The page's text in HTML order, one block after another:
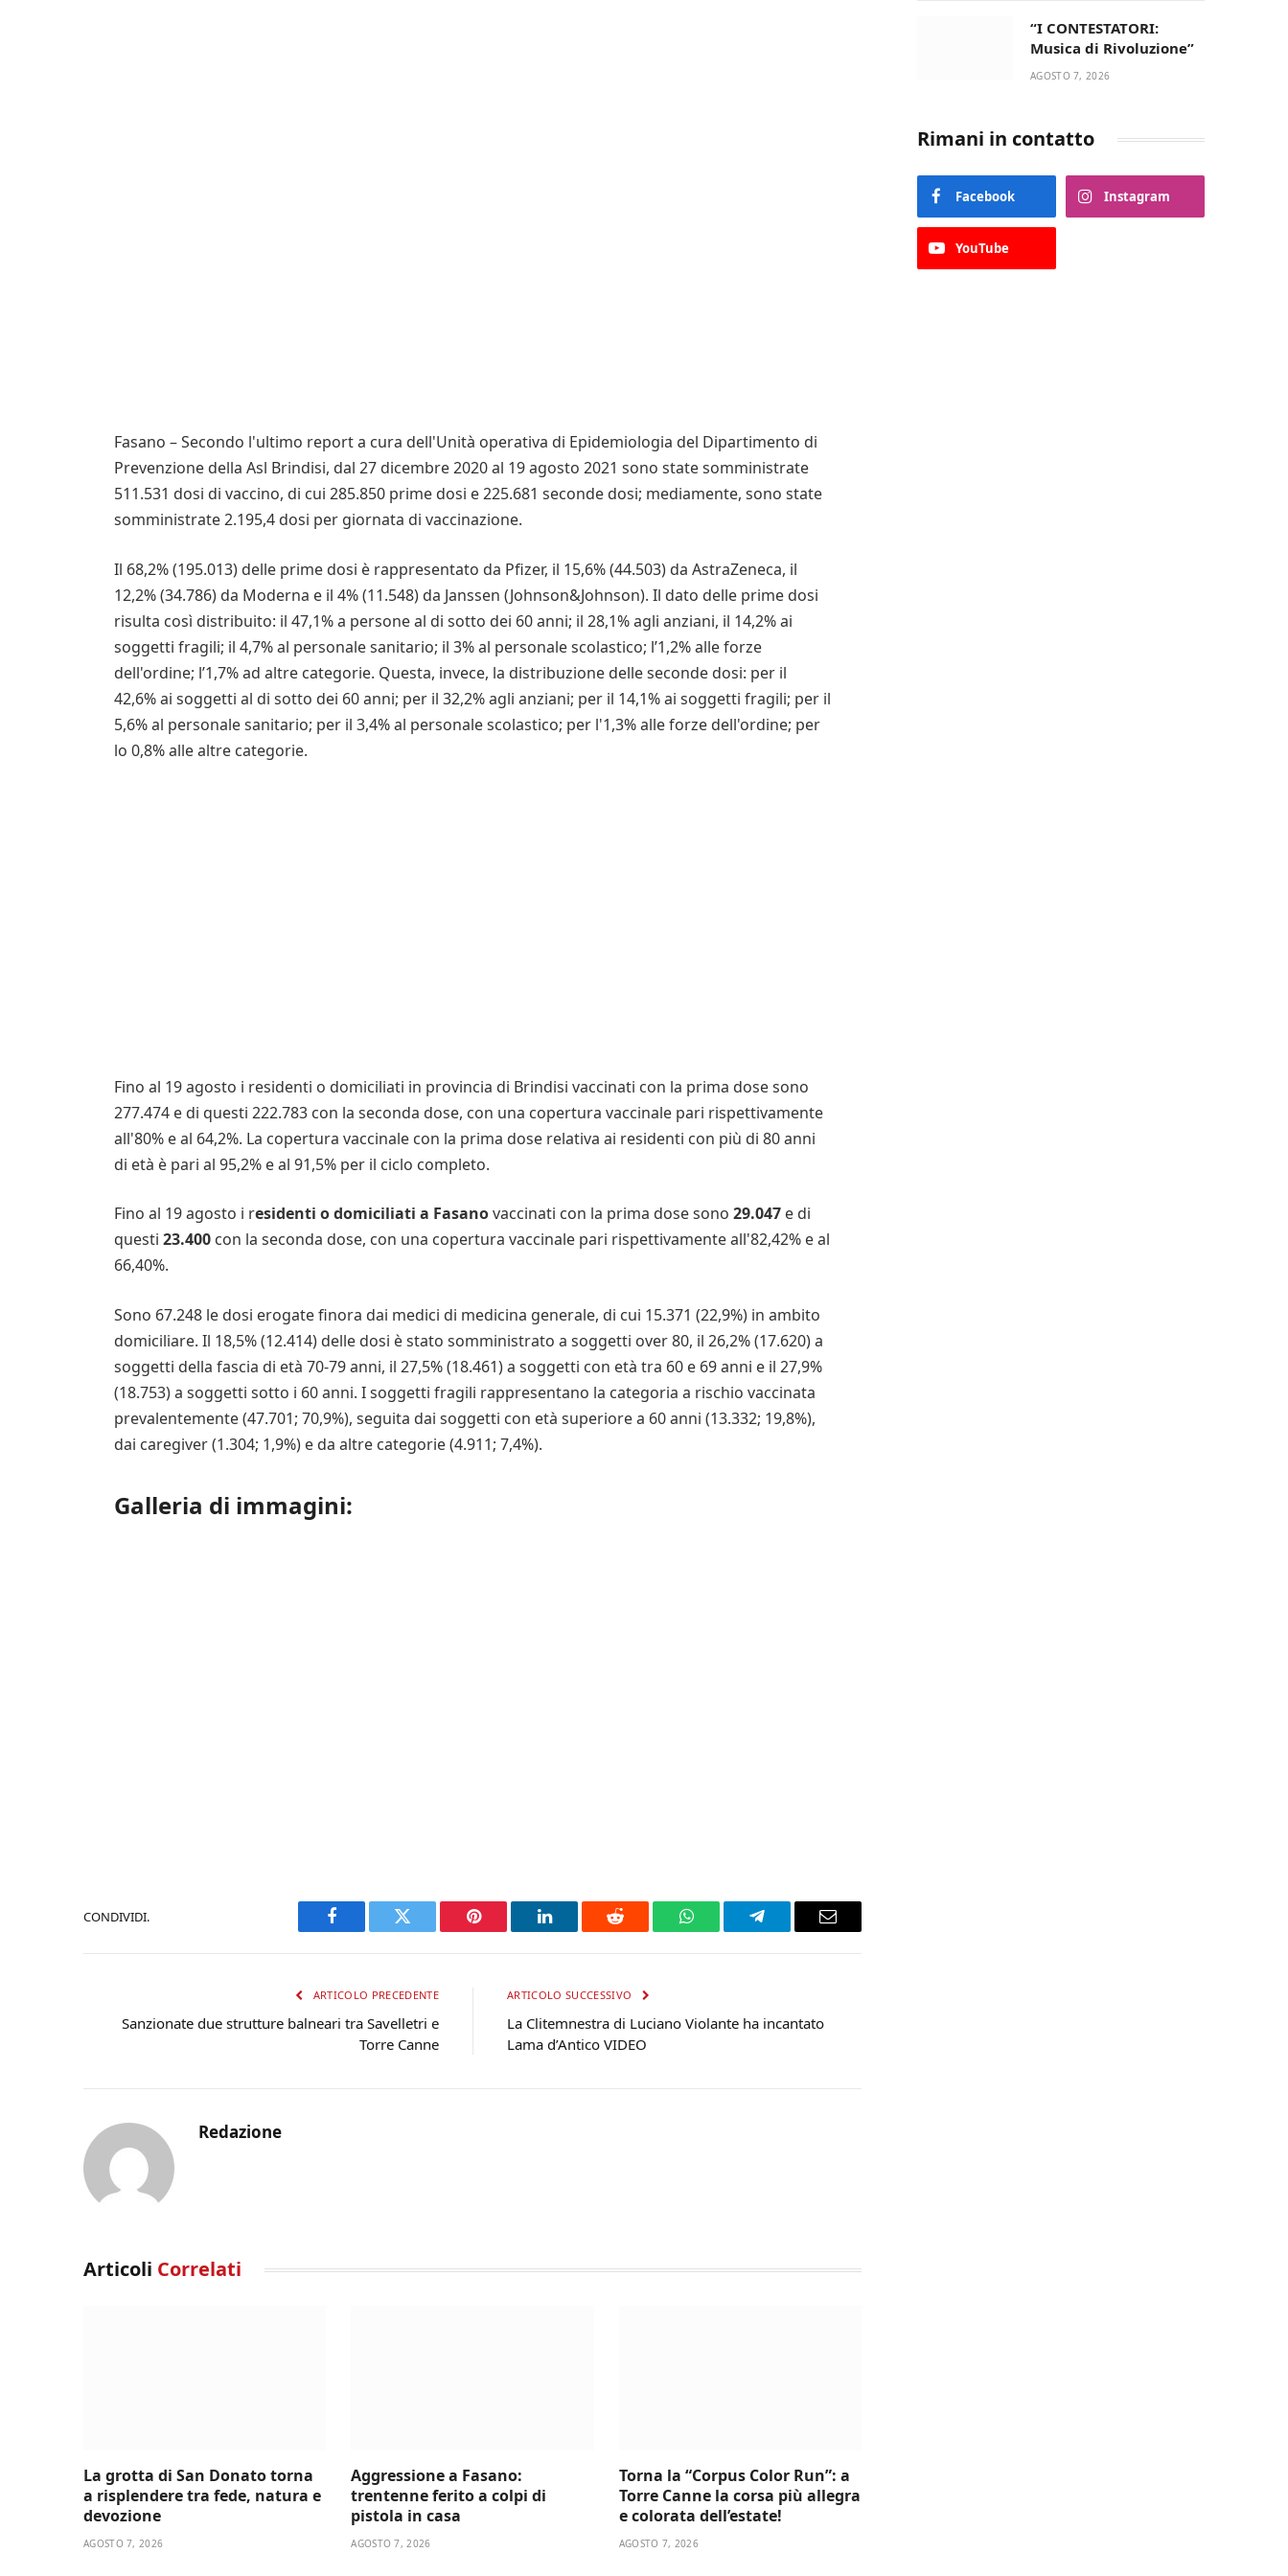
Fasano – Secondo l'ultimo report a cura dell'Unità operativa di Epidemiologia del Dipartimento di
Prevenzione della Asl Brindisi, dal 27 dicembre 2020 al 19 agosto 2021 sono state somministrate
511.531 dosi di vaccino, di cui 285.850 prime dosi e 225.681 seconde dosi; mediamente, sono state
somministrate 2.195,4 dosi per giornata di vaccinazione.
Il 68,2% (195.013) delle prime dosi è rappresentato da Pfizer, il 15,6% (44.503) da AstraZeneca, il
12,2% (34.786) da Moderna e il 4% (11.548) da Janssen (Johnson&Johnson). Il dato delle prime dosi
risulta così distribuito: il 47,1% a persone al di sotto dei 60 anni; il 28,1% agli anziani, il 14,2% ai
soggetti fragili; il 4,7% al personale sanitario; il 3% al personale scolastico; l’1,2% alle forze
dell'ordine; l’1,7% ad altre categorie. Questa, invece, la distribuzione delle seconde dosi: per il
42,6% ai soggetti al di sotto dei 60 anni; per il 32,2% agli anziani; per il 14,1% ai soggetti fragili; per il
5,6% al personale sanitario; per il 3,4% al personale scolastico; per l'1,3% alle forze dell'ordine; per
lo 0,8% alle altre categorie.
Fino al 19 agosto i residenti o domiciliati in provincia di Brindisi vaccinati con la prima dose sono
277.474 e di questi 222.783 con la seconda dose, con una copertura vaccinale pari rispettivamente
all'80% e al 64,2%. La copertura vaccinale con la prima dose relativa ai residenti con più di 80 anni
di età è pari al 95,2% e al 91,5% per il ciclo completo.
Fino al 19 agosto i residenti o domiciliati a Fasanovaccinati con la prima dose sono 29.047e di
questi 23.400con la seconda dose, con una copertura vaccinale pari rispettivamente all'82,42% e al
66,40%.
Sono 67.248 le dosi erogate finora dai medici di medicina generale, di cui 15.371 (22,9%) in ambito
domiciliare. Il 18,5% (12.414) delle dosi è stato somministrato a soggetti over 80, il 26,2% (17.620) a
soggetti della fascia di età 70-79 anni, il 27,5% (18.461) a soggetti con età tra 60 e 69 anni e il 27,9%
(18.753) a soggetti sotto i 60 anni. I soggetti fragili rappresentano la categoria a rischio vaccinata
prevalentemente (47.701; 70,9%), seguita dai soggetti con età superiore a 60 anni (13.332; 19,8%),
dai caregiver (1.304; 1,9%) e da altre categorie (4.911; 7,4%).
Galleria di immagini:
CONDIVIDI.
Facebook Twitter Pinterest LinkedIn Reddit WhatsAppTelegram Email
ARTICOLO PRECEDENTE
Sanzionate due strutture balneari tra Savelletri e
Torre Canne
ARTICOLO SUCCESSIVO
La Clitemnestra di Luciano Violante ha incantato
Lama d’Antico VIDEO
Redazione
Articoli Correlati
La grotta di San Donato torna
a risplendere tra fede, natura e
devozione
AGOSTO 7, 2026
Aggressione a Fasano:
trentenne ferito a colpi di
pistola in casa
AGOSTO 7, 2026
Torna la “Corpus Color Run”: a
Torre Canne la corsa più allegra
e colorata dell’estate!
AGOSTO 7, 2026
“I CONTESTATORI:
Musica di Rivoluzione”
AGOSTO 7, 2026
Rimani in contatto
Facebook Instagram
YouTube